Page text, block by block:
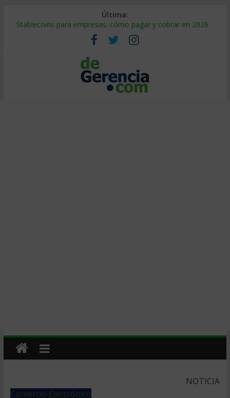
Última:
Stablecoins para empresas: cómo pagar y cobrar en 2026
Despido silencioso: qué es y por qué sale tan caro
IA en selección de personal: cómo auditarla a tiempo
Trabajo forzoso en la cadena de suministro: qué hacer
Mercado hispano de EE. UU.: cómo segmentarlo y venderle
NOTICIA
Comercio Electrónico